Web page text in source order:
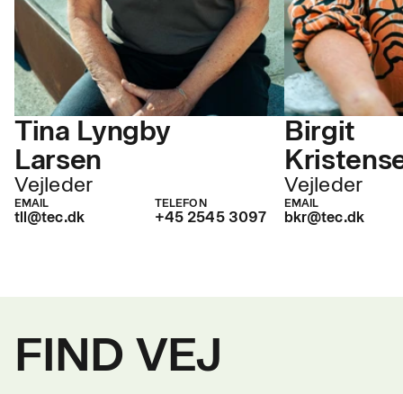
Birgit
Vejleder
EMAIL
bkr@tec.dk
Tina Lyngby
Larsen
Vejleder
EMAIL
tll@tec.dk
TELEFON
+45 2545 3097
FIND VEJ